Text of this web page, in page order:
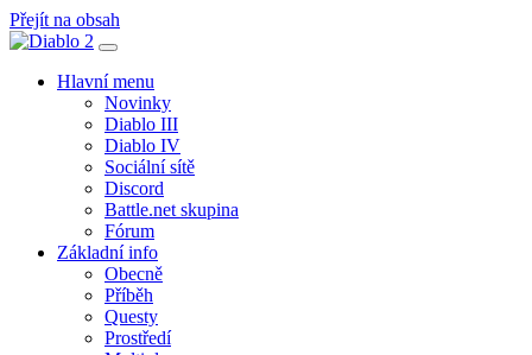
Přejít na obsah
Hlavní
navigace
Hlavní menu
Novinky
Diablo III
Diablo IV
Sociální sítě
Discord
Battle.net skupina
Fórum
Základní info
Obecně
Příběh
Questy
Prostředí